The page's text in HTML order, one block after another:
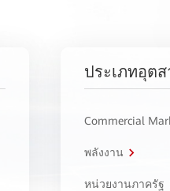
ประเภทอุต
Commercial
พลังงาน
หน่วยงานภาครัฐ